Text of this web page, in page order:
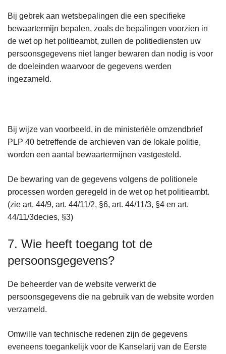
Bij gebrek aan wetsbepalingen die een specifieke
bewaartermijn bepalen, zoals de bepalingen voorzien in
de wet op het politieambt, zullen de politiediensten uw
persoonsgegevens niet langer bewaren dan nodig is voor
de doeleinden waarvoor de gegevens werden
ingezameld.
Bij wijze van voorbeeld, in de ministeriële omzendbrief
PLP 40 betreffende de archieven van de lokale politie,
worden een aantal bewaartermijnen vastgesteld.
De bewaring van de gegevens volgens de politionele
processen worden geregeld in de wet op het politieambt.
(zie art. 44/9, art. 44/11/2, §6, art. 44/11/3, §4 en art.
44/11/3decies, §3)
7. Wie heeft toegang tot de
persoonsgegevens?
De beheerder van de website verwerkt de
persoonsgegevens die na gebruik van de website worden
verzameld.
Omwille van technische redenen zijn de gegevens
eveneens toegankelijk voor de Kanselarij van de Eerste